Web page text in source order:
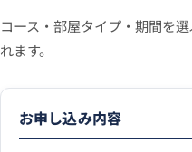
コース・部屋タイプ・期間を
れます。
お申し込み内容